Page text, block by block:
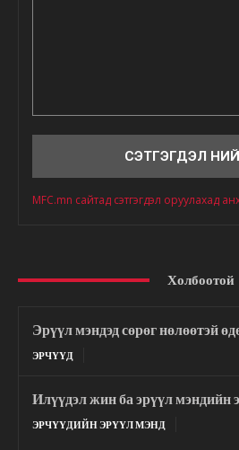
MFC.mn сайтад сэтгэгдэл оруулахад
Холбоотой
Эрүүл мэндэд сөрөг нөлөөтэй
ЭРЧҮҮД
Илүүдэл жин ба эрүүл мэндийн
ЭРЧҮҮДИЙН ЭРҮҮЛ МЭНД